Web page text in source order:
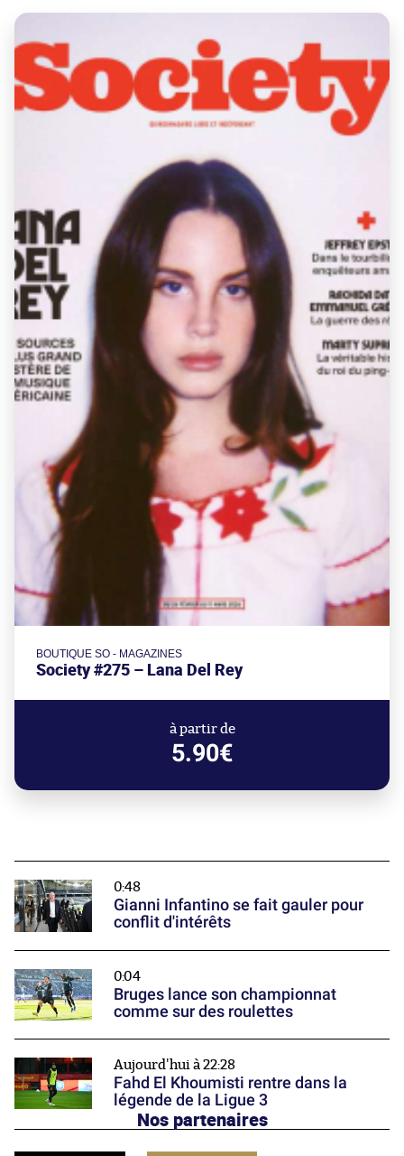
BOUTIQUE SO - MAGAZINES
Society #275 – Lana Del Rey
à partir de
5.90€
0:48
Gianni Infantino se fait gauler pour
conflit d'intérêts
0:04
Bruges lance son championnat
comme sur des roulettes
Aujourd'hui à 22:28
Fahd El Khoumisti rentre dans la
légende de la Ligue 3
Nos partenaires